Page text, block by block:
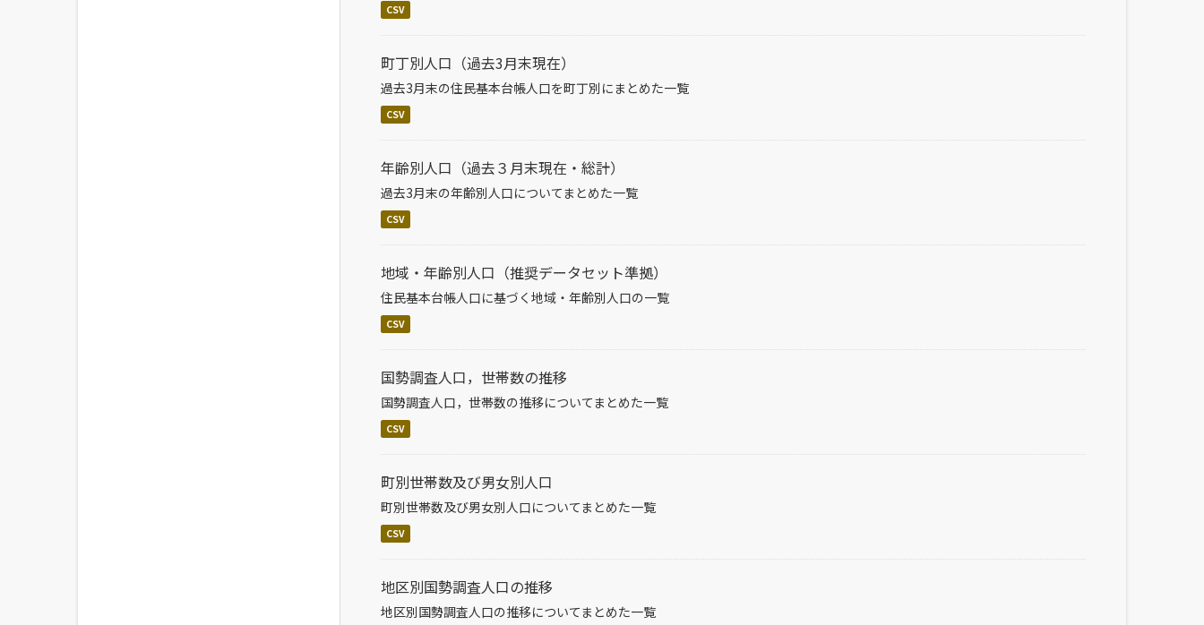
CSV
町丁別人口（過去3月末現在）
過去3月末の住民基本台帳人口を町丁別にまとめた一覧
CSV
年齢別人口（過去３月末現在・総計）
過去3月末の年齢別人口についてまとめた一覧
CSV
地域・年齢別人口（推奨データセット準拠）
住民基本台帳人口に基づく地域・年齢別人口の一覧
CSV
国勢調査人口，世帯数の推移
国勢調査人口，世帯数の推移についてまとめた一覧
CSV
町別世帯数及び男女別人口
町別世帯数及び男女別人口についてまとめた一覧
CSV
地区別国勢調査人口の推移
地区別国勢調査人口の推移についてまとめた一覧